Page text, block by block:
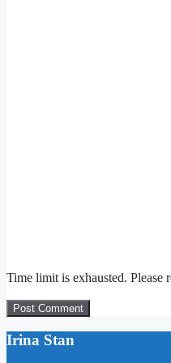
Time limit is exhausted.
Irina Stan